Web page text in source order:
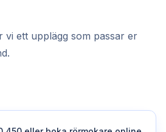
vi ett upplägg som passar er